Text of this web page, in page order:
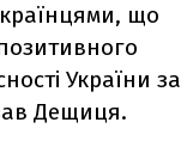
що
України за
Дещиця.